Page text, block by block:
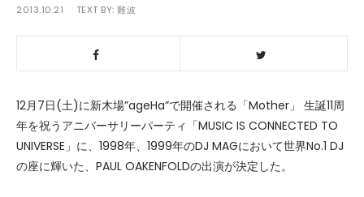
2013.10.21 TEXT BY:難波
12月7日(土)に新木場”ageHa”で開催される「Mother」 生誕11周
年を祝うアニバーサリーパーティ「MUSIC IS CONNECTED TO
UNIVERSE」に、1998年、1999年のDJ MAGにおいて世界No.1 DJ
の座に輝いた、PAUL OAKENFOLDの出演が決定した。